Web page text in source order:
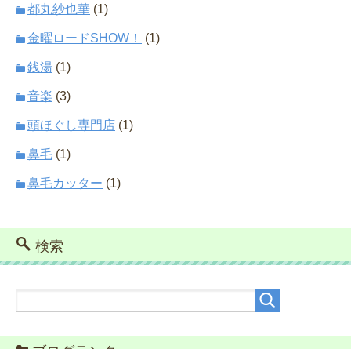
都丸紗也華 (1)
金曜ロードSHOW！ (1)
銭湯 (1)
音楽 (3)
頭ほぐし専門店 (1)
鼻毛 (1)
鼻毛カッター (1)
検索